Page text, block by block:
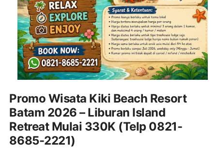
Promo Wisata Kiki Beach Resort
Batam 2026 – Liburan Island
Retreat Mulai 330K (Telp 0821-
8685-2221)